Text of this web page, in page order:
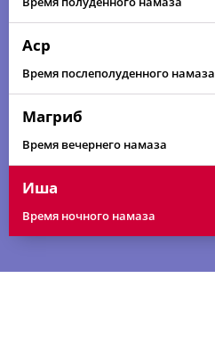
Аср
Время послеполуденного намаза
Магриб
Время вечернего намаза
Иша
Время ночного намаза